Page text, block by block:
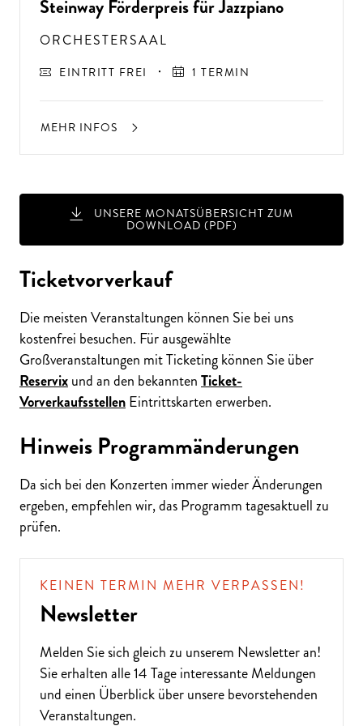
A
USSER
G
EW
Ö
H
N
LIC
H
E K
O
N
ZER
TER
LEBN
ISSE
S
T
E
H
E
N
SI
E
A
U
F
P
E
R
F
O
R
M
A
N
C
E
S
?
Steinway Förderpreis für Jazzpiano
ORCHESTERSAAL
EINTRITT FREI 1 TERMIN
MEHR INFOS
UNSERE MONATSÜBERSICHT ZUM
DOWNLOAD (PDF)
Ticketvorverkauf
Die meisten Veranstaltungen können Sie bei uns
kostenfrei besuchen. Für ausgewählte
Großveranstaltungen mit Ticketing können Sie über
Reservixund an den bekanntenTicket-
VorverkaufsstellenEintrittskarten erwerben.
Hinweis Programmänderungen
Da sich bei den Konzerten immer wieder Änderungen
ergeben, empfehlen wir, das Programm tagesaktuell zu
prüfen.
KEINEN TERMIN MEHR VERPASSEN!
Newsletter
Melden Sie sich gleich zu unserem Newsletteran!
Sie erhalten alle 14 Tage interessante Meldungen
und einen Überblick über unsere bevorstehenden
Veranstaltungen.